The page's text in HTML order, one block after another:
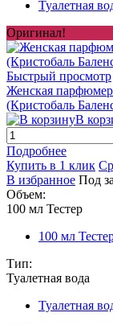
Туалетная
Оригинал!
Быстрый просмотр
Женская
(Кристобаль
В
Подробнее
Купить в 1 клик
В избранное Под
Объем:
100 мл Тестер
100 мл
Тип:
Туалетная вода
Туалетная